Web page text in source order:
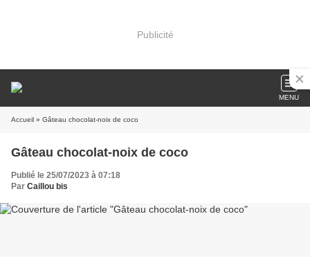
Publicité
MENU
Accueil » Gâteau chocolat-noix de coco
Gâteau chocolat-noix de coco
Publié le 25/07/2023 à 07:18
Par Caillou bis